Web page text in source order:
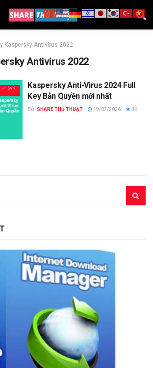
Kaspersky Antivirus 2022
Antivirus 2022
✅ (AN
Kaspersky Anti-Virus 2024 Full
Key Bản Quyền mới nhất
BỞI SHARE THỦ THUẬT 19/07/2026 3K